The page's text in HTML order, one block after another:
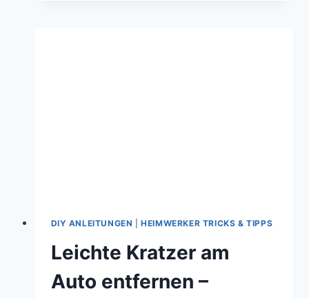
DIY ANLEITUNGEN |HEIMWERKER TRICKS & TIPPS
Leichte Kratzer am
Auto entfernen –